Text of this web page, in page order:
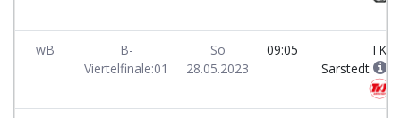
wB
B-
Viertelfinale:01
So
28.05.2023
09:05
TKJ
Sarstedt